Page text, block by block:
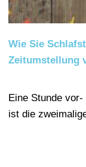
Wie Sie
Zeitumstellung
Eine Stunde
ist die